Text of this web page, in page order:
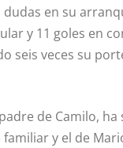
dudas en su
y 11 goles en
seis veces su
de Camilo,
y el de